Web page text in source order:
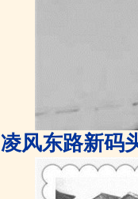
凌风东路新码